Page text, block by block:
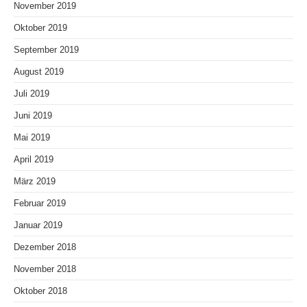
November 2019
Oktober 2019
September 2019
August 2019
Juli 2019
Juni 2019
Mai 2019
April 2019
März 2019
Februar 2019
Januar 2019
Dezember 2018
November 2018
Oktober 2018